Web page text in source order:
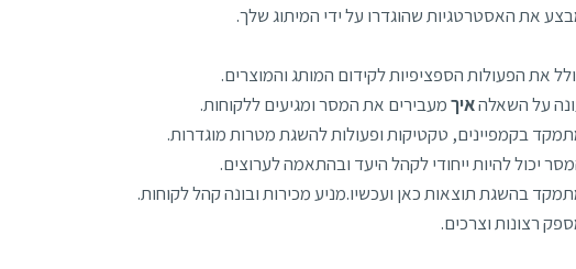
את האסטרטגיות שהוגדרו על ידי המיתוג שלך.
את הפעולות הספציפיות לקידום המותג והמוצרים.
על השאלהאיךמעבירים את המסר ומגיעים ללקוחות.
בקמפיינים, טקטיקות ופעולות להשגת מטרות מוגדרות.
יכול להיות ייחודי לקהל היעד ובהתאמה לערוצים.
בהשגת תוצאות כאן ועכשיו.מניע מכירות ובונה קהל לקוחות.
רצונות וצרכים.